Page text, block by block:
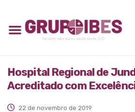
Hospital Regional de
Acreditado com
22 de novembro de 2019